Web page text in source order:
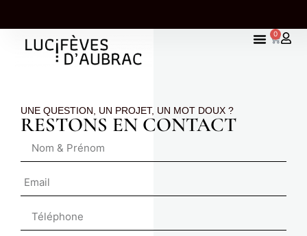
0
UNE QUESTION, UN PROJET, UN MOT DOUX ?
RESTONS EN CONTACT